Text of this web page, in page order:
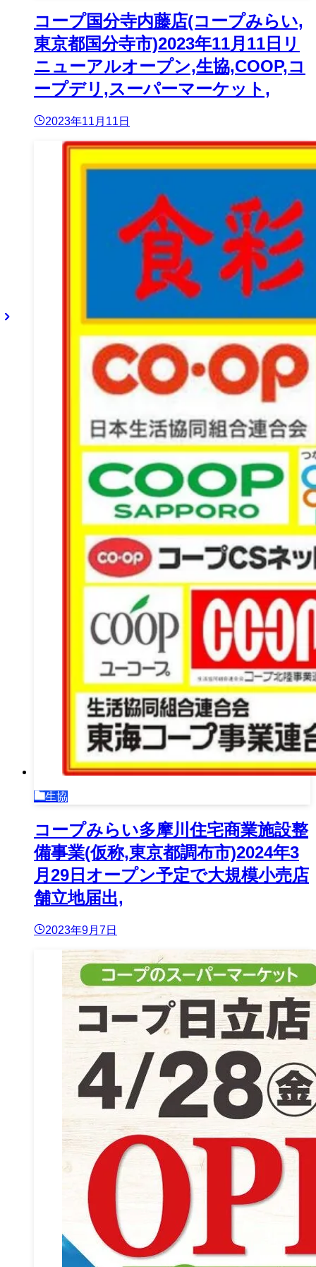
コープ国分寺内藤店(コープみらい,
東京都国分寺市)2023年11月11日リ
ニューアルオープン,生協,COOP,コ
ープデリ,スーパーマーケット,
2023年11月11日
生協
コープみらい多摩川住宅商業施設整
備事業(仮称,東京都調布市)2024年3
月29日オープン予定で大規模小売店
舗立地届出,
2023年9月7日